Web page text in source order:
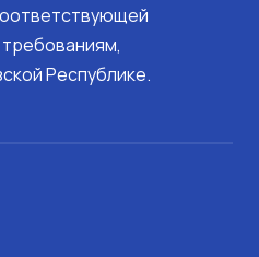
Республике.